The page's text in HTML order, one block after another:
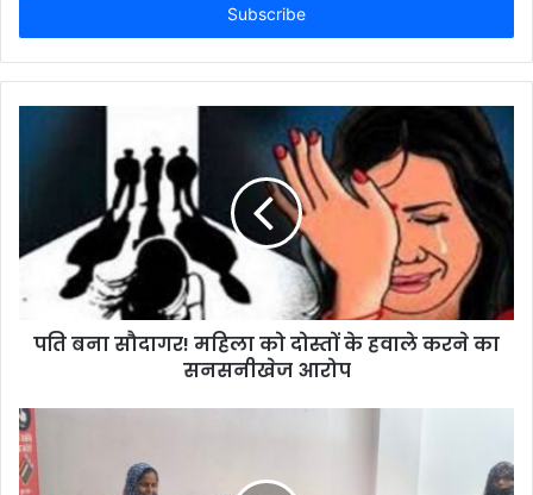
पति बना सौदागर! महिला को दोस्तों के हवाले करने का
सनसनीखेज आरोप